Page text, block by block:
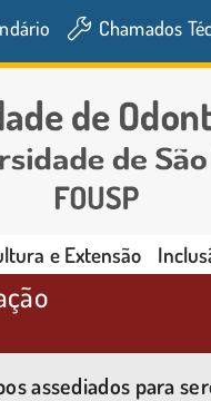
Chamados
e Extensão
assediados para